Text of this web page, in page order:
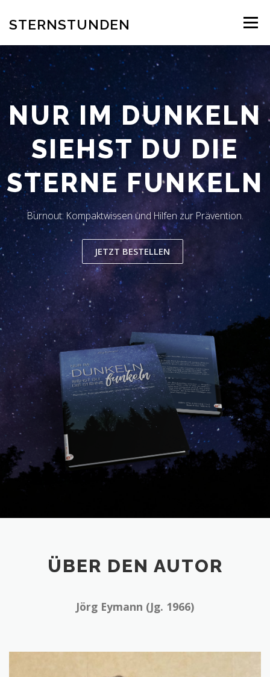
springen
STERNSTUNDEN Menü
AUTOR EINBLICK INS BUCH BESTELLUNG
REZENSION BLOG LESERSTIMMEN KONTAKT
NUR IM DUNKELN
SIEHST DU DIE
STERNE FUNKELN
Burnout: Kompaktwissen und Hilfen zur Prävention.
JETZT BESTELLEN
ÜBER DEN AUTOR
Jörg Eymann (Jg. 1966)